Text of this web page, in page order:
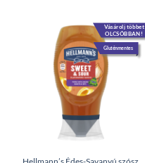
Vásárolj többet
OLCSÓBBAN!
Gluténmentes